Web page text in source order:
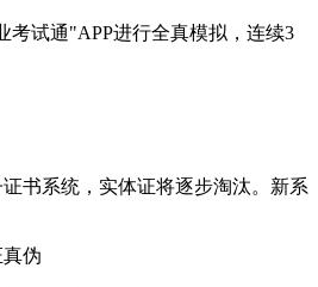
考试通"APP进行全真模拟，连续3
书系统，实体证将逐步淘汰。新系
伪